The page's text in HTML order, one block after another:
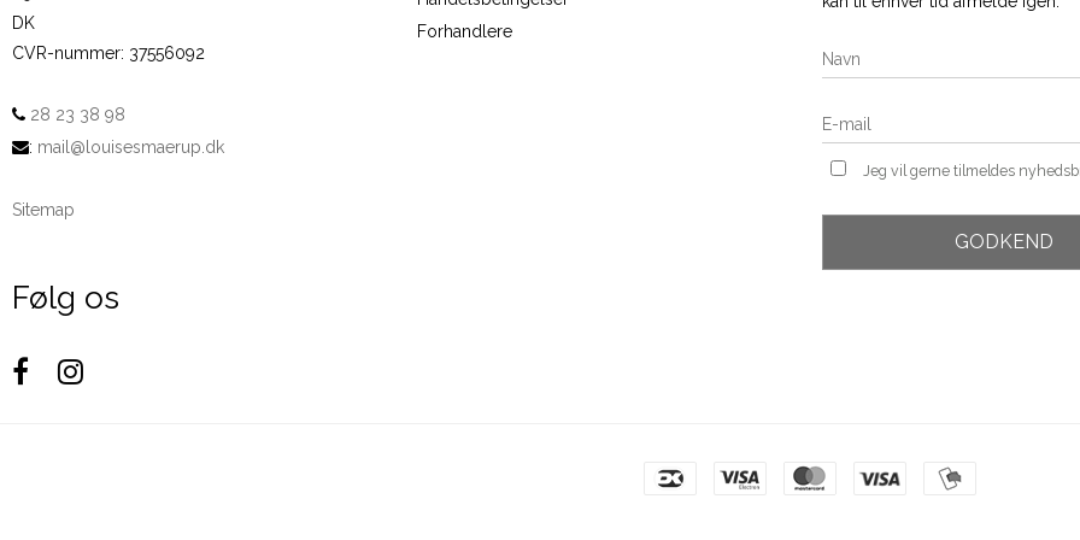
DK
CVR-nummer: 37556092
28 23 38 98
: mail@louisesmaerup.dk
Sitemap
Følg os
Forhandlere
Jeg vil gerne tilmeldes
GODKEND